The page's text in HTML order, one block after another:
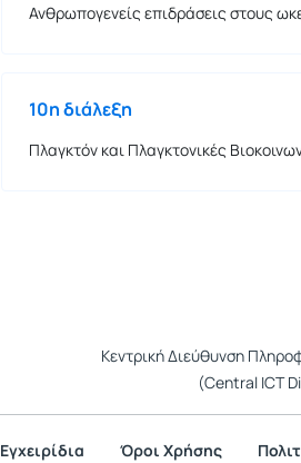
Ανθρωπογενείς επιδράσεις στους
10η διάλεξη
Πλαγκτόν και Πλαγκτονικές
Κεντρική Διεύθυνση
(Central ICT
Εγχειρίδια Όροι Χρήσης